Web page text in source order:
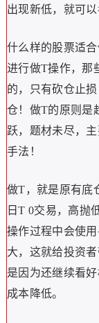
出现新低，就可以
什么样的股票适
进行做T操作，那
的，只有砍仓止
仓！做T的原则是
跃，题材未尽，
手法！
做T，就是原有底
日T 0交易，高抛
操作过程中会使
大，这就给投资
是因为还继续看
成本降低。